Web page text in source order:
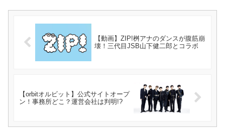
【動画】ZIP!桝アナのダンスが腹筋崩
壊！三代目JSB山下健二郎とコラボ
【orbitオルビット】公式サイトオープ
ン！事務所どこ？運営会社は判明!?